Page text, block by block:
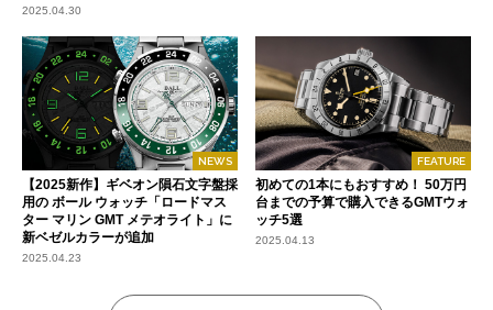
2025.04.30
NEWS
【2025新作】ギベオン隕石文字盤採
用の ボール ウォッチ「ロードマス
ター マリン GMT メテオライト」に
新ベゼルカラーが追加
2025.04.23
FEATURE
初めての1本にもおすすめ！ 50万円
台までの予算で購入できるGMTウォ
ッチ5選
2025.04.13